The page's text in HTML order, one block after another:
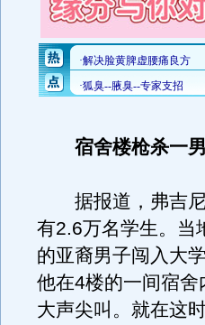
宿舍楼枪杀一
据报道，弗吉尼
有2.6万名学生。当
的亚裔男子闯入大
他在4楼的一间宿
大声尖叫。就在这